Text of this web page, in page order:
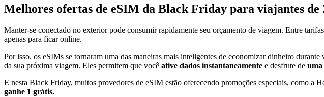
Melhores ofertas de eSIM da Black Friday para viajantes de
Manter-se conectado no exterior pode consumir rapidamente seu orçamento de viagem. Entre
apenas para ficar online.
Por isso, os eSIMs se tornaram uma das maneiras mais inteligentes de economizar dinheiro
da sua próxima viagem. Eles permitem que você ative dados instantaneamente e desfrute de uma
E nesta Black Friday, muitos provedores de eSIM estão oferecendo promoções especiais, como a
ganhe 1 grátis.